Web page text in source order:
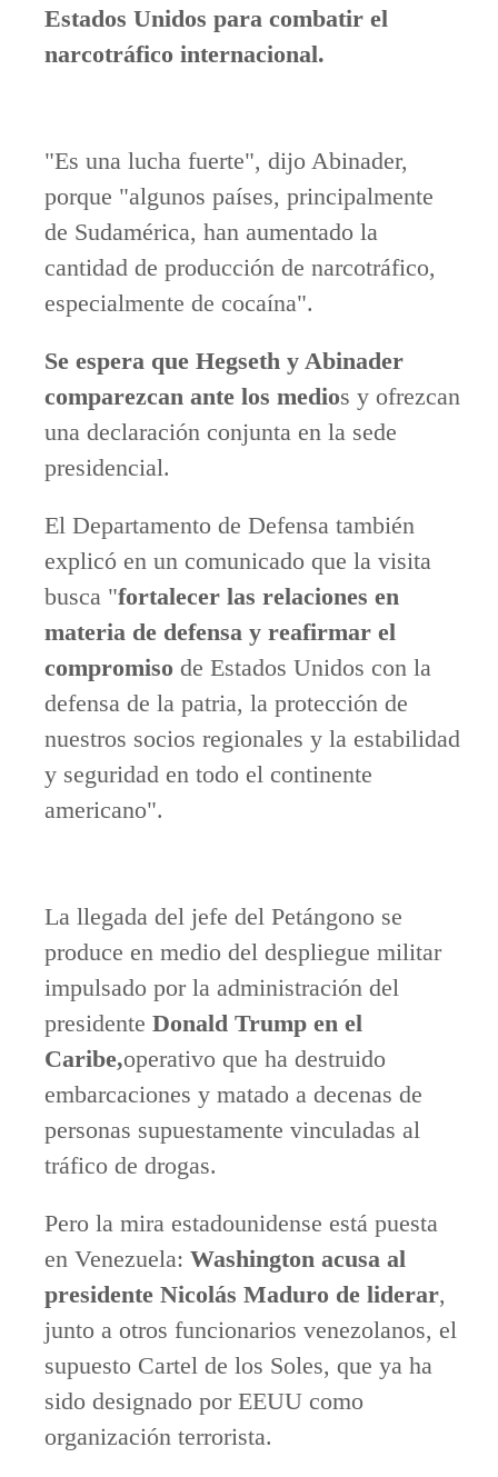
Estados Unidos para combatir el
narcotráfico internacional.
"Es una lucha fuerte", dijo Abinader,
porque "algunos países, principalmente
de Sudamérica, han aumentado la
cantidad de producción de narcotráfico,
especialmente de cocaína".
Se espera que Hegseth y Abinader
comparezcan ante los medios y ofrezcan
una declaración conjunta en la sede
presidencial.
El Departamento de Defensa también
explicó en un comunicado que la visita
busca "fortalecer las relaciones en
materia de defensa y reafirmar el
compromiso de Estados Unidos con la
defensa de la patria, la protección de
nuestros socios regionales y la estabilidad
y seguridad en todo el continente
americano".
La llegada del jefe del Petángono se
produce en medio del despliegue militar
impulsado por la administración del
presidente Donald Trump en el
Caribe,operativo que ha destruido
embarcaciones y matado a decenas de
personas supuestamente vinculadas al
tráfico de drogas.
Pero la mira estadounidense está puesta
en Venezuela: Washington acusa al
presidente Nicolás Maduro de liderar,
junto a otros funcionarios venezolanos, el
supuesto Cartel de los Soles, que ya ha
sido designado por EEUU como
organización terrorista.